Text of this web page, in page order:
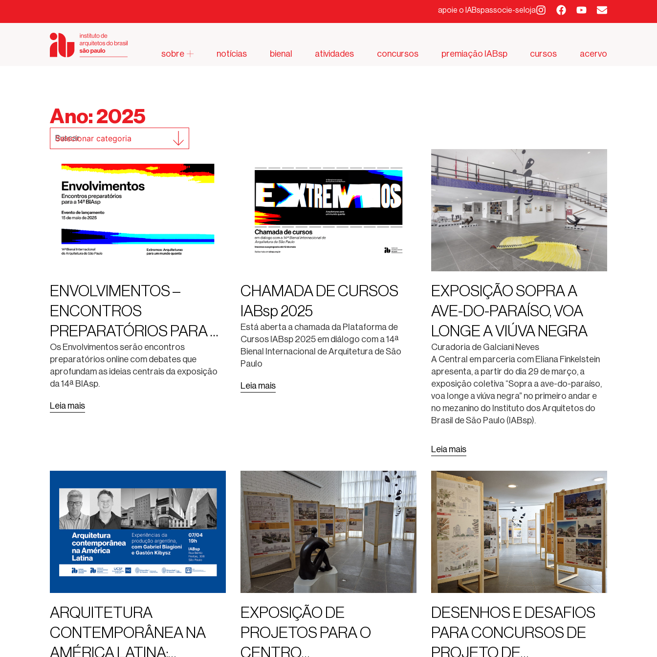
apoie o IABspassocie-seloja
sobre notícias bienal atividades concursos premiação IABsp cursos acervo
Ano: 2025
Selecionar categoria
ENVOLVIMENTOS –
ENCONTROS
PREPARATÓRIOS PARA A
14ª BIASP
Os Envolvimentos serão encontros
preparatórios online com debates que
aprofundam as ideias centrais da exposição
da 14ª BIAsp.
Leia mais
CHAMADA DE CURSOS
IABsp 2025
Está aberta a chamada da Plataforma de
Cursos IABsp 2025 em diálogo com a 14ª
Bienal Internacional de Arquitetura de São
Paulo
Leia mais
EXPOSIÇÃO SOPRA A
AVE-DO-PARAÍSO, VOA
LONGE A VIÚVA NEGRA
Curadoria de Galciani Neves
A Central em parceria com Eliana Finkelstein
apresenta, a partir do dia 29 de março, a
exposição coletiva “Sopra a ave-do-paraíso,
voa longe a viúva negra” no primeiro andar e
no mezanino do Instituto dos Arquitetos do
Brasil de São Paulo (IABsp).
Leia mais
ARQUITETURA
CONTEMPORÂNEA NA
AMÉRICA LATINA:
EXPOSIÇÃO DE
PROJETOS PARA O
CENTRO
DESENHOS E DESAFIOS
PARA CONCURSOS DE
PROJETO DE